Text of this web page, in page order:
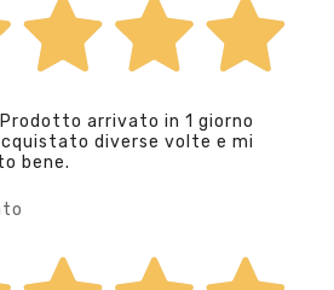
arrivato in 1 giorno
diverse volte e mi
bene.